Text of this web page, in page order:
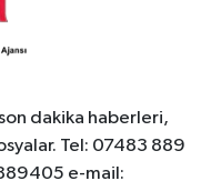
dakika haberleri,
Tel: 07483 889
e-mail: